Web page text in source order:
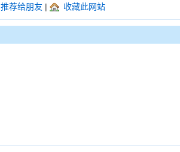
推荐给朋友 | 收藏此网站